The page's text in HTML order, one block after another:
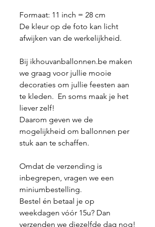
Formaat: 11 inch = 28 cm
De kleur op de foto kan licht
afwijken van de werkelijkheid.
Bij ikhouvanballonnen.be maken
we graag voor jullie mooie
decoraties om jullie feesten aan
te kleden. En soms maak je het
liever zelf!
Daarom geven we de
mogelijkheid om ballonnen per
stuk aan te schaffen.
Omdat de verzending is
inbegrepen, vragen we een
miniumbestelling.
Bestel én betaal je op
weekdagen vóór 15u? Dan
verzenden we diezelfde dag nog!